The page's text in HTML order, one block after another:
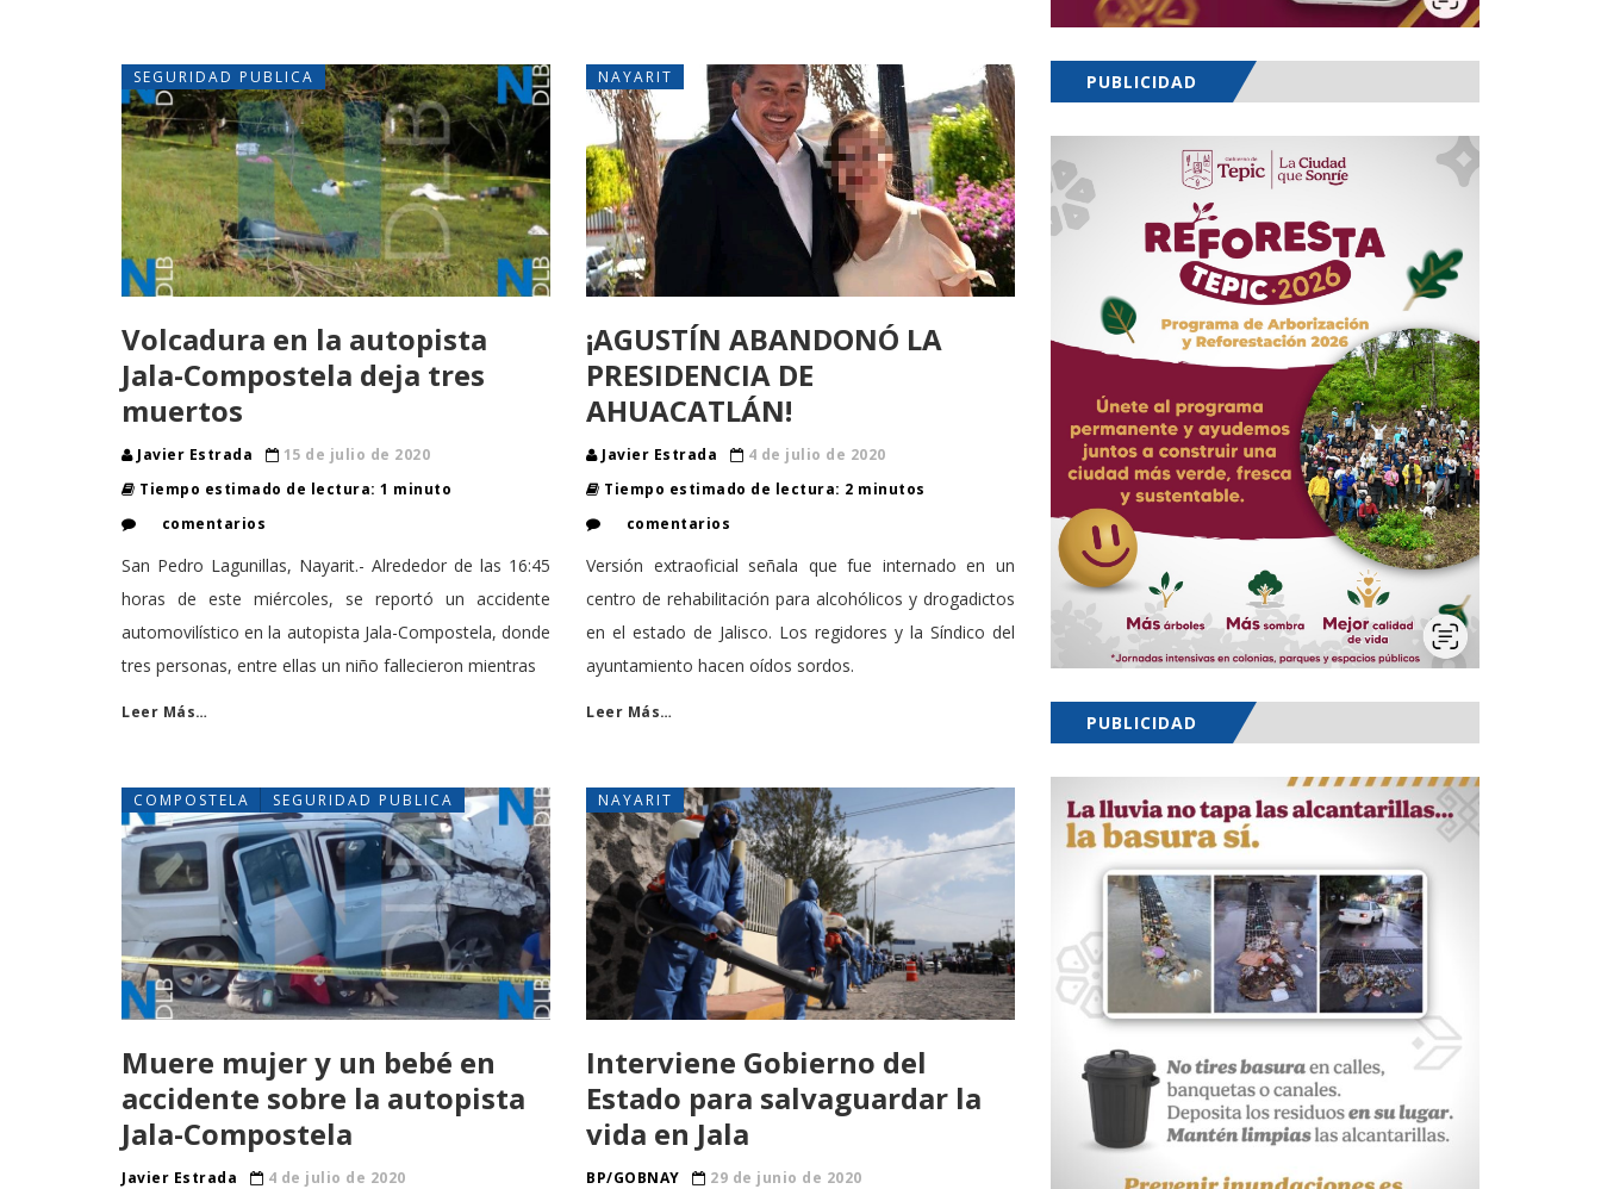
SEGURIDAD PUBLICA
Volcadura en la autopista
Jala-Compostela deja tres
muertos
Javier Estrada
15 de julio de 2020
Tiempo estimado de lectura: 1 minuto
comentarios
San Pedro Lagunillas, Nayarit.- Alrededor de las 16:45
horas de este miércoles, se reportó un accidente
automovilístico en la autopista Jala-Compostela, donde
tres personas, entre ellas un niño fallecieron mientras
Leer Más…
NAYARIT
¡AGUSTÍN ABANDONÓ LA
PRESIDENCIA DE
AHUACATLÁN!
Javier Estrada
4 de julio de 2020
Tiempo estimado de lectura: 2 minutos
comentarios
Versión extraoficial señala que fue internado en un
centro de rehabilitación para alcohólicos y drogadictos
en el estado de Jalisco. Los regidores y la Síndico del
ayuntamiento hacen oídos sordos.
Leer Más…
COMPOSTELA SEGURIDAD PUBLICA
Muere mujer y un bebé en
accidente sobre la autopista
Jala-Compostela
Javier Estrada
4 de julio de 2020
NAYARIT
Interviene Gobierno del
Estado para salvaguardar la
vida en Jala
BP/GOBNAY
29 de junio de 2020
PUBLICIDAD
PUBLICIDAD